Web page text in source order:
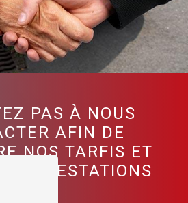
PAS À NOUS
AFIN DE
NOS TARFIS ET
PRESTATIONS